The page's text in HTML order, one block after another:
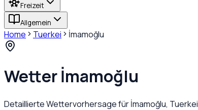
Freizeit
Allgemein
Home Tuerkei İmamoğlu
Wetterİmamoğlu
Detaillierte Wettervorhersage fürİmamoğlu, Tuerkei